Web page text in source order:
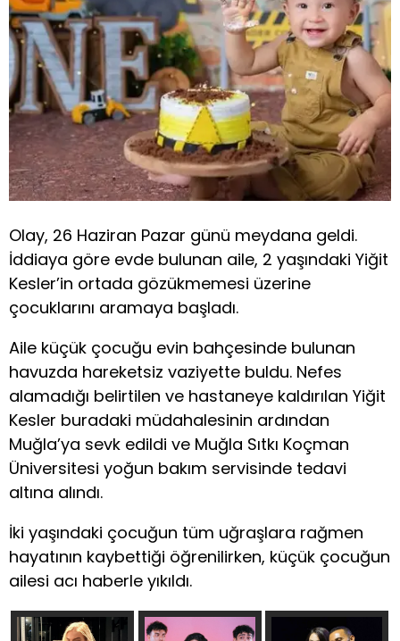
Olay, 26 Haziran Pazar günü meydana geldi.
İddiaya göre evde bulunan aile, 2 yaşındaki Yiğit
Kesler’in ortada gözükmemesi üzerine
çocuklarını aramaya başladı.
Aile küçük çocuğu evin bahçesinde bulunan
havuzda hareketsiz vaziyette buldu. Nefes
alamadığı belirtilen ve hastaneye kaldırılan Yiğit
Kesler buradaki müdahalesinin ardından
Muğla’ya sevk edildi ve Muğla Sıtkı Koçman
Üniversitesi yoğun bakım servisinde tedavi
altına alındı.
İki yaşındaki çocuğun tüm uğraşlara rağmen
hayatının kaybettiği öğrenilirken, küçük çocuğun
ailesi acı haberle yıkıldı.